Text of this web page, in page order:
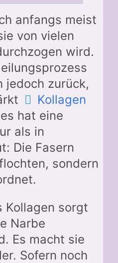
anfangs meist
von vielen
wird.
jedoch zurück,
Kollagen
hat eine
als in
Die Fasern
sondern
Kollagen sorgt
Narbe
Es macht sie
Sofern noch